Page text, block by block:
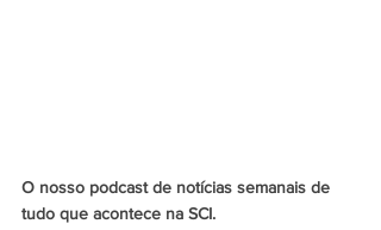
O nosso podcast de notícias semanais de
tudo que acontece na SCI.